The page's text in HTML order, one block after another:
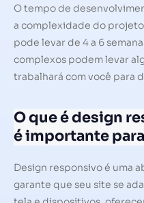
O tempo de
a complexidade do
pode levar de 4 a 6
complexos podem levar
trabalhará com você para
O que é design
é importante
Design responsivo é uma
garante que seu site se